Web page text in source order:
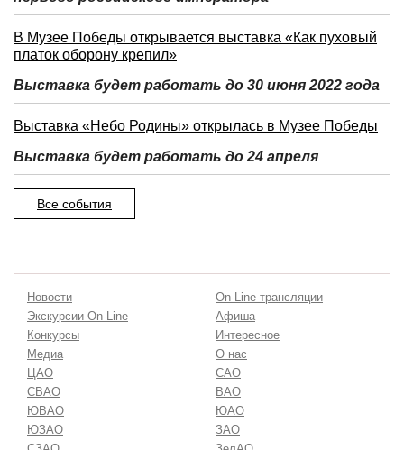
В Музее Победы открывается выставка «Как пуховый
платок оборону крепил»
Выставка будет работать до 30 июня 2022 года
Выставка «Небо Родины» открылась в Музее Победы
Выставка будет работать до 24 апреля
Все события
Новости
On-Line трансляции
Экскурсии On-Line
Афиша
Конкурсы
Интересное
Медиа
О нас
ЦАО
САО
СВАО
ВАО
ЮВАО
ЮАО
ЮЗАО
ЗАО